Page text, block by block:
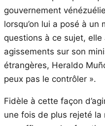
gouvernement
lorsqu’on lui a posé à un
questions à ce sujet,
agissements sur son
étrangères, Heraldo
peux pas le contrôler ».
Fidèle à cette façon
une fois de plus rejeté